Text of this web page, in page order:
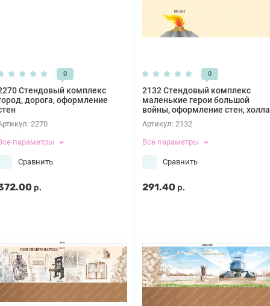
0
Стендовый комплекс
дорога, оформление
2270
параметры
Сравнить
р.
0
2132 Стендовый комплекс
маленькие герои большой
войны, оформление стен, холла
Артикул: 2132
Все параметры
Сравнить
291.40 р.